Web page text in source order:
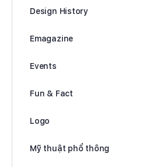
Design History
Emagazine
Events
Fun & Fact
Logo
Mỹ thuật phổ thông